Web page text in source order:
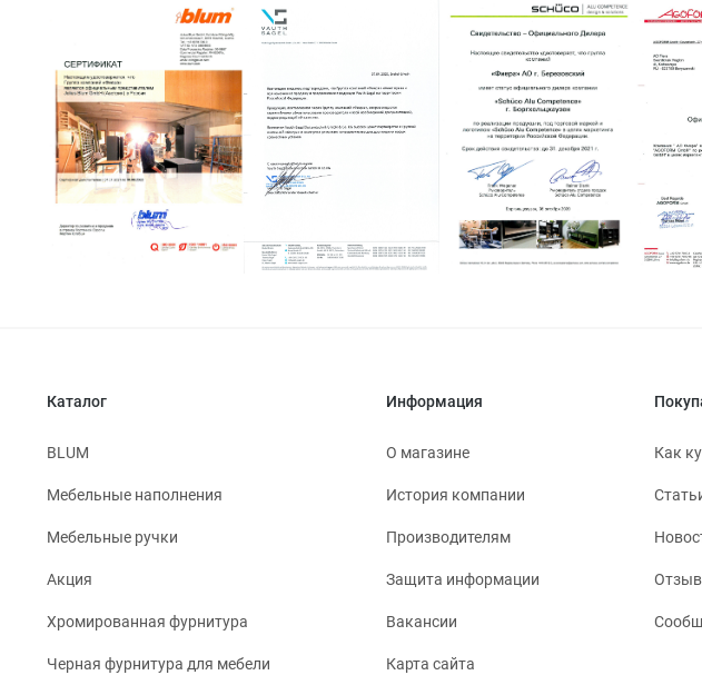
Каталог
BLUM
Мебельные наполнения
Мебельные ручки
Акция
Хромированная фурнитура
Черная фурнитура для мебели
Информация
О магазине
История компании
Производителям
Защита информации
Вакансии
Карта сайта
Как